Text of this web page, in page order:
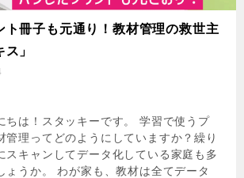
ト冊子も元通り！教材管理の救世主
」
ちは！スタッキーです。 学習で使うプ
管理ってどのようにしていますか？繰り
スキャンしてデータ化している家庭も多
ょうか。 わが家も、教材は全てデータ